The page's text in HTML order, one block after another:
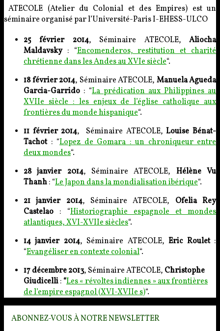
ATECOLE (Atelier du Colonial et des Empires) est un
séminaire organisé par l’Université-Paris I-EHESS-ULCO
25 février 2014, Séminaire ATECOLE,Aliocha
Maldavsky: “Encomenderos, restitution et charité
chrétienne dans les Andes au XVIe siècle“.
18 février 2014, Séminaire ATECOLE, Manuela Agueda
Garcia-Garrido : “La prédication aux Philippines au
XVIIe siècle : les enjeux de l’église catholique aux
frontières du monde hispanique“.
11 février 2014, Séminaire ATECOLE,Louise Bénat-
Tachot: “Lopez de Gomara : un chroniqueur entre
deux mondes“.
28 janvier 2014, Séminaire ATECOLE, Hélène Vu
Thanh: “Le Japon dans la mondialisation ibérique“.
21 janvier 2014, Séminaire ATECOLE, Ofelia Rey
Castelao : “Historiographie espagnole et mondes
atlantiques, XVI-XVIIe siècles“.
14 janvier 2014, Séminaire ATECOLE,Eric Roulet:
“Evangéliser en contexte colonial“.
17 décembre 2013, Séminaire ATECOLE, Christophe
Giudicelli: “Les « révoltes indiennes » aux frontières
de l’empire espagnol (XVI-XVIIe s)“.
ABONNEZ-VOUS À NOTRE NEWSLETTER